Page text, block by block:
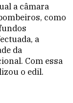
a câmara
como
a
da
Com essa
o edil.